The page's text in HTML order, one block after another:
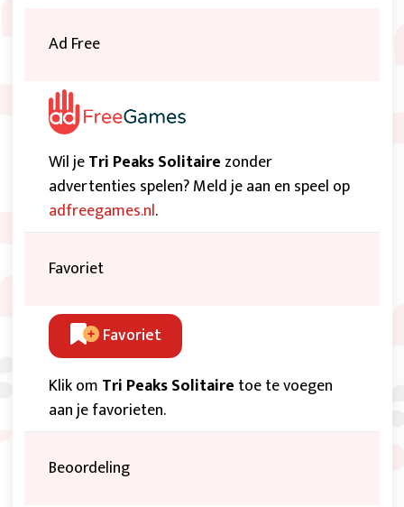
Ad Free
Wil jeTri Peaks Solitaire zonder
advertenties spelen? Meld je aan en speel op
adfreegames.nl.
Favoriet
Favoriet
Klik om Tri Peaks Solitaire toe te voegen
aan je favorieten.
Beoordeling